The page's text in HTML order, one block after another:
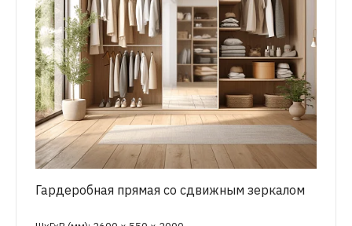
Гардеробная прямая со сдвижным зеркалом